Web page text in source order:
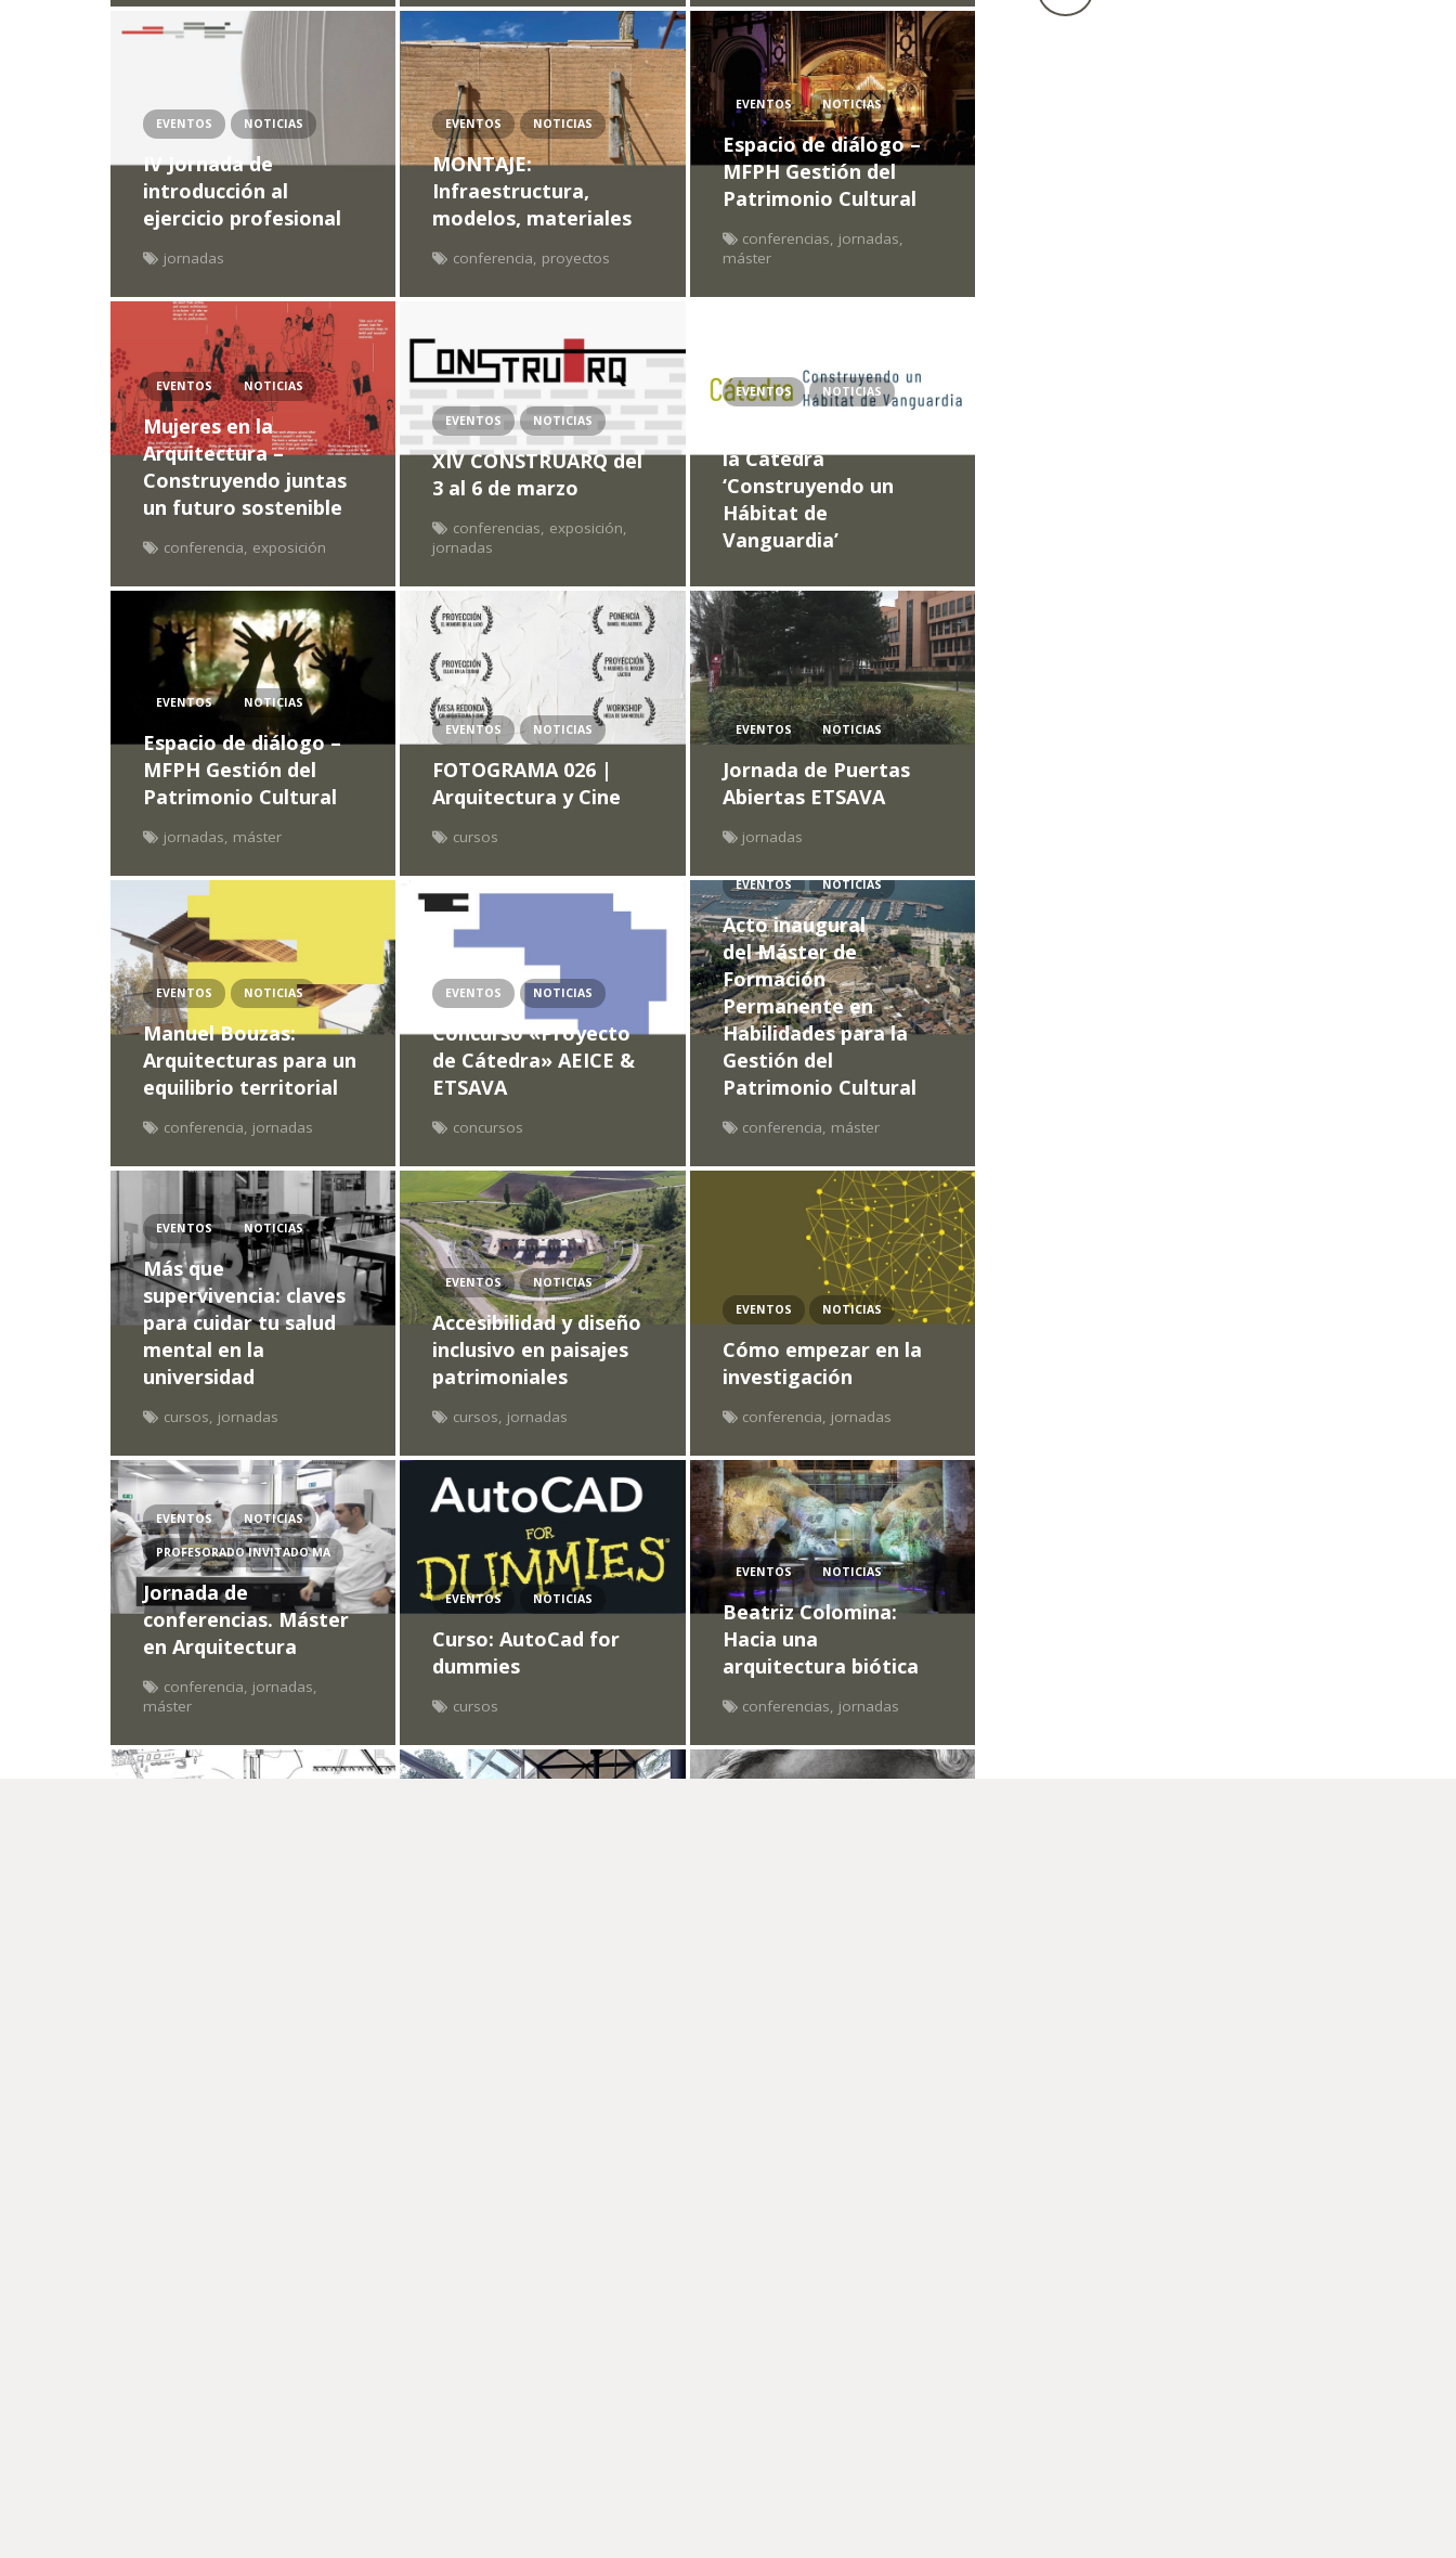
IV Jornada de
introducción al
ejercicio profesional
EVENTOS NOTICIAS
jornadas
MONTAJE:
Infraestructura,
modelos, materiales
EVENTOS NOTICIAS
conferencia, proyectos
Espacio de diálogo –
MFPH Gestión del
Patrimonio Cultural
EVENTOS NOTICIAS
conferencias, jornadas,
máster
Mujeres en la
Arquitectura –
Construyendo juntas
un futuro sostenible
EVENTOS NOTICIAS
conferencia, exposición
XIV CONSTRUARQ del
3 al 6 de marzo
EVENTOS NOTICIAS
conferencias, exposición,
jornadas
la Cátedra
‘Construyendo un
Hábitat de
Vanguardia’
EVENTOS NOTICIAS
Espacio de diálogo –
MFPH Gestión del
Patrimonio Cultural
EVENTOS NOTICIAS
jornadas, máster
FOTOGRAMA 026 |
Arquitectura y Cine
EVENTOS NOTICIAS
cursos
Jornada de Puertas
Abiertas ETSAVA
EVENTOS NOTICIAS
jornadas
Manuel Bouzas:
Arquitecturas para un
equilibrio territorial
EVENTOS NOTICIAS
conferencia, jornadas
Concurso «Proyecto
de Cátedra» AEICE &
ETSAVA
EVENTOS NOTICIAS
concursos
Acto inaugural
del Máster de
Formación
Permanente en
Habilidades para la
Gestión del
Patrimonio Cultural
EVENTOS NOTICIAS
conferencia, máster
Más que
supervivencia: claves
para cuidar tu salud
mental en la
universidad
EVENTOS NOTICIAS
cursos, jornadas
Accesibilidad y diseño
inclusivo en paisajes
patrimoniales
EVENTOS NOTICIAS
cursos, jornadas
Cómo empezar en la
investigación
EVENTOS NOTICIAS
conferencia, jornadas
Jornada de
conferencias. Máster
en Arquitectura
EVENTOS NOTICIAS
PROFESORADO INVITADO MA
conferencia, jornadas,
máster
Curso: AutoCad for
dummies
EVENTOS NOTICIAS
cursos
Beatriz Colomina:
Hacia una
arquitectura biótica
EVENTOS NOTICIAS
conferencias, jornadas